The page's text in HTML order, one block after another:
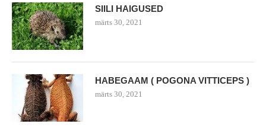
SIILI HAIGUSED
märts 30, 2021
HABEGAAM ( POGONA VITTICEPS )
märts 30, 2021